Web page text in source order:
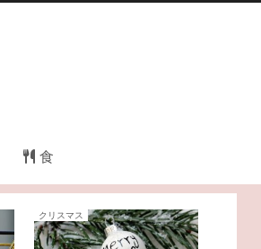
食
クリスマス